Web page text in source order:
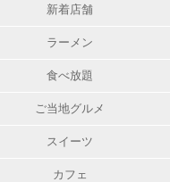
新着店舗
ラーメン
食べ放題
ご当地グルメ
スイーツ
カフェ